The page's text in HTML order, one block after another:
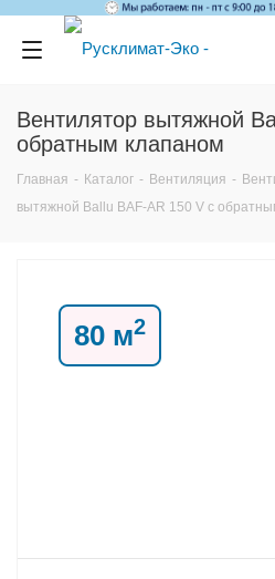
Вентилятор вытяжной
обратным клапаном
Главная - Каталог - Вентиляция -
вытяжной Ballu BAF-AR 150 V с
80 м2